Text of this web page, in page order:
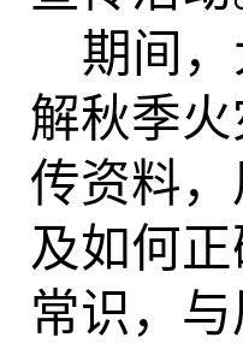
期间
解秋季
传资料
及如何
常识，